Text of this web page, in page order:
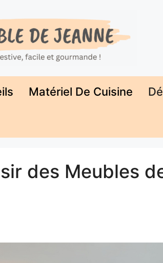
Matériel De Cuisine
des Meubles